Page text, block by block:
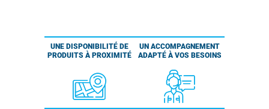
UNE DISPONIBILITÉ DE
PRODUITS À PROXIMITÉ
UN ACCOMPAGNEMENT
ADAPTÉ À VOS BESOINS